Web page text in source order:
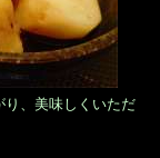
り、美味しくいただ